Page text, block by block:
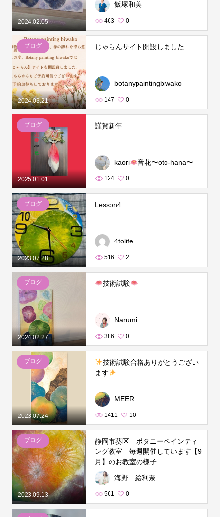
2024.02.05
飯塚和美
463 0
ブログ
2024.03.21
じゃらんサイト開設しました
botanypaintingbiwako
147 0
ブログ
2025.01.01
謹賀新年
kaori 音花〜oto-hana〜
124 0
ブログ
2023.07.28
Lesson4
4tolife
516 2
ブログ
2024.02.27
技術試験
Narumi
386 0
ブログ
2023.07.24
技術試験合格ありがとうござい
ます
MEER
1411 10
ブログ
2023.09.13
静岡市葵区 ボタニーペインティ
ング教室 毎週開催しています【9
月】のお教室の様子
海野 絵利奈
561 0